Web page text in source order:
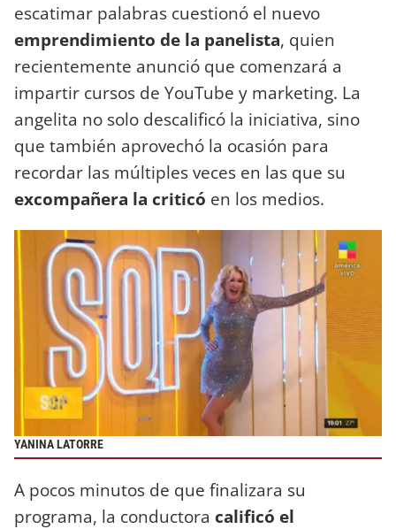
escatimar palabras cuestionó el nuevo
emprendimiento de la panelista, quien
recientemente anunció que comenzará a
impartir cursos de YouTube y marketing. La
angelita no solo descalificó la iniciativa, sino
que también aprovechó la ocasión para
recordar las múltiples veces en las que su
excompañera la criticó en los medios.
YANINA LATORRE
A pocos minutos de que finalizara su
programa, la conductora calificó el